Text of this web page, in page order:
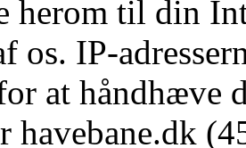
herom til din
os. IP-
at håndhæve
havebane.dk